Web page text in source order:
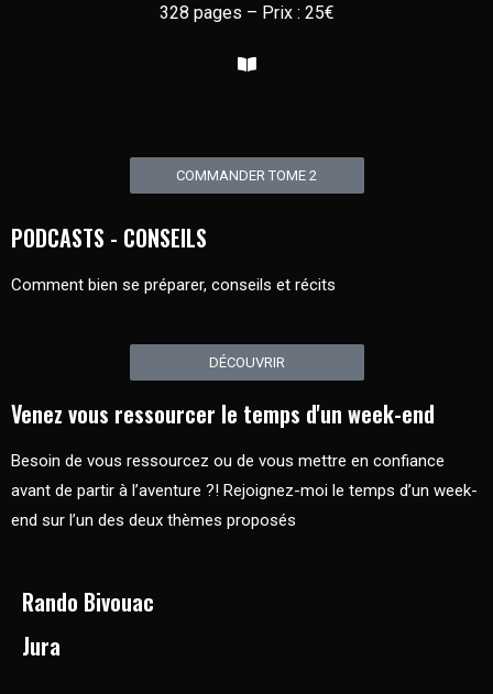
328 pages – Prix : 25€
COMMANDER TOME 2
PODCASTS - CONSEILS
Comment bien se préparer, conseils et récits
DÉCOUVRIR
Venez vous ressourcer le temps d'un week-end
Besoin de vous ressourcez ou de vous mettre en confiance
avant de partir à l’aventure ?! Rejoignez-moi le temps d’un week-
end sur l’un des deux thèmes proposés
Rando Bivouac
Jura